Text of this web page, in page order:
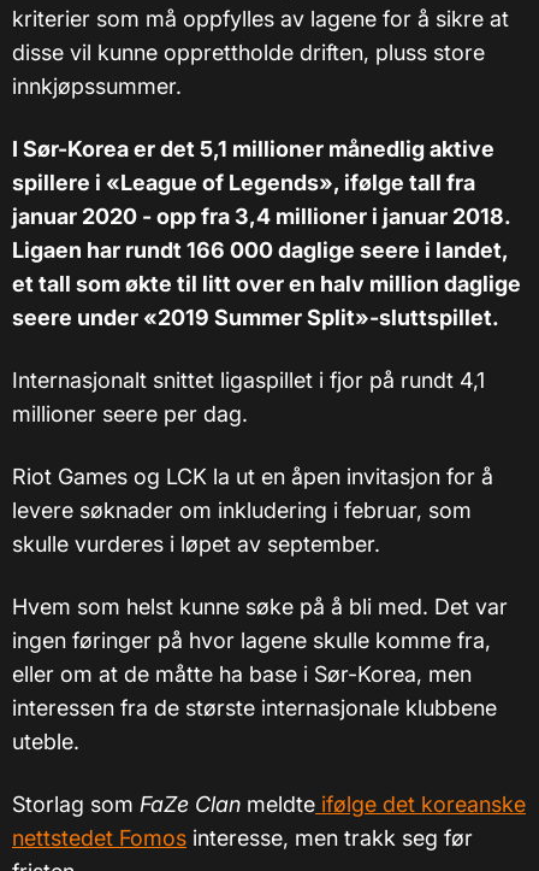
kriterier som må oppfylles av lagene for å sikre at
disse vil kunne opprettholde driften, pluss store
innkjøpssummer.
I Sør-Korea er det 5,1 millioner månedlig aktive
spillere i «League of Legends», ifølge tall fra
januar 2020 - opp fra 3,4 millioner i januar 2018.
Ligaen har rundt 166 000 daglige seere i landet,
et tall som økte til litt over en halv million daglige
seere under «2019 Summer Split»-sluttspillet.
Internasjonalt snittet ligaspillet i fjor på rundt 4,1
millioner seere per dag.
Riot Games og LCK la ut en åpen invitasjon for å
levere søknader om inkludering i februar, som
skulle vurderes i løpet av september.
Hvem som helst kunne søke på å bli med. Det var
ingen føringer på hvor lagene skulle komme fra,
eller om at de måtte ha base i Sør-Korea, men
interessen fra de største internasjonale klubbene
uteble.
Storlag som FaZe Clan meldte ifølge det koreanske
nettstedet Fomos interesse, men trakk seg før